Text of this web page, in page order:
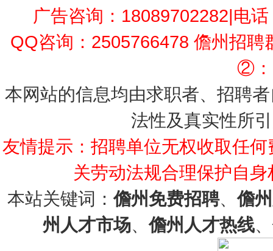
广告咨询：18089702282|电
QQ咨询：2505766478 儋州招
②：
本网站的信息均由求职者、招聘
法性及真实性所
友情提示：招聘单位无权收取任
关劳动法规合理保护自
本站关键词：儋州免费招聘、儋
州人才市场、儋州人才热线、